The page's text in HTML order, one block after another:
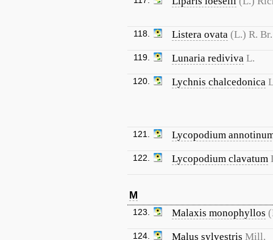
118. Listera ovata (L.) R. Br.
119. Lunaria rediviva L.
120. Lychnis chalcedonica
121. Lycopodium
122. Lycopodium clavatum
M
123. Malaxis monophyllos
124. Malus sylvestris Mill.